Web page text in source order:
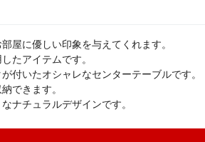
屋に優しい印象を与えてくれます。
たアイテムです。
付いたオシャレなセンターテーブルです。
できます。
ナチュラルデザインです。